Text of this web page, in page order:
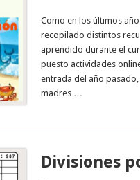
Como en los últimos
recopilado distintos
aprendido durante el
puesto actividades
entrada del año
madres …
Divisiones